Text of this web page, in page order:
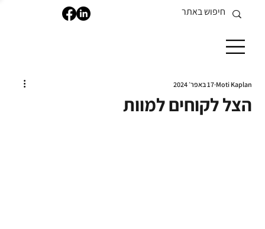
הצל לקוחים למוות
Moti Kaplan 17 באפר׳ 2024